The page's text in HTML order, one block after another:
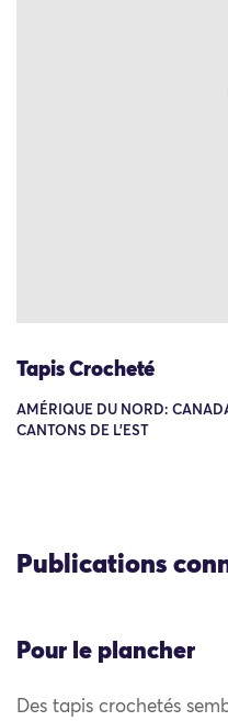
Tapis Crocheté
AMÉRIQUE DU NORD:
CANTONS DE L'EST
Publications
Pour le plancher
Des tapis crochetés